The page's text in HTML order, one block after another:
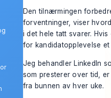
Den tilnærmingen
forventninger, viser
i det hele tatt svarer.
for kandidatopplevelse et
Jeg behandler LinkedIn
som presterer over tid,
fra bunnen av hver uke.